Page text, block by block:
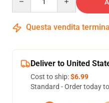
Questa vendita
Deliver to United
Cost to ship:$6.99
Standard - Order today